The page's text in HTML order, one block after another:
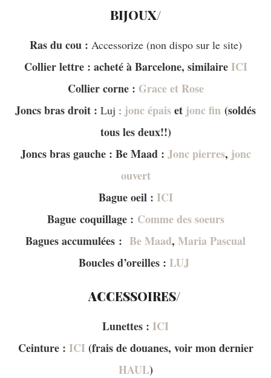
BIJOUX/
Ras du cou : Accessorize (non dispo sur le site)
Collier lettre : acheté à Barcelone, similaireICI
Collier corne : Grace et Rose
Joncs bras droit : Luj : jonc épaiset jonc fin (soldés
tous les deux!!)
Joncs bras gauche : Be Maad : Jonc pierres, jonc
ouvert
Bague oeil : ICI
Bague coquillage : Comme des soeurs
Bagues accumulées : Be Maad, Maria Pascual
Boucles d’oreilles : LUJ
ACCESSOIRES/
Lunettes : ICI
Ceinture : ICI(frais de douanes, voir mon dernier
HAUL)